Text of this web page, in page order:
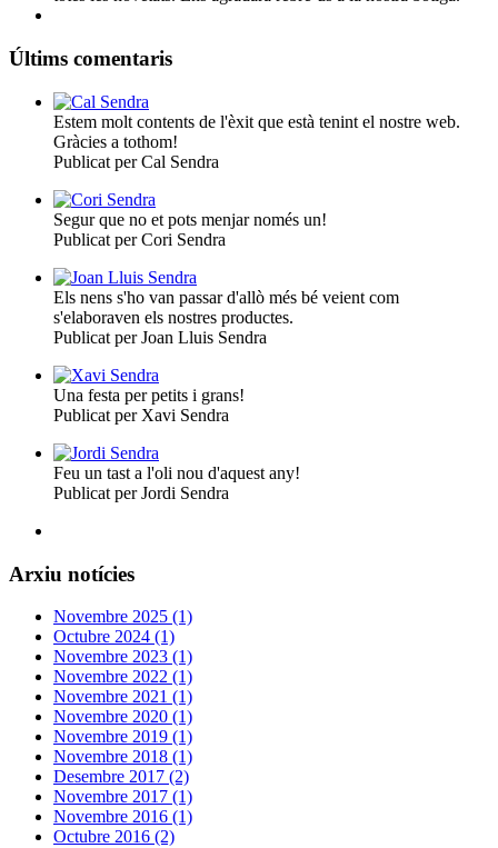
Últims comentaris
Estem molt contents de l'èxit que està tenint el nostre web.
Gràcies a tothom!
Publicat per Cal Sendra
Segur que no et pots menjar només un!
Publicat per Cori Sendra
Els nens s'ho van passar d'allò més bé veient com
s'elaboraven els nostres productes.
Publicat per Joan Lluis Sendra
Una festa per petits i grans!
Publicat per Xavi Sendra
Feu un tast a l'oli nou d'aquest any!
Publicat per Jordi Sendra
Arxiu notícies
Novembre 2025 (1)
Octubre 2024 (1)
Novembre 2023 (1)
Novembre 2022 (1)
Novembre 2021 (1)
Novembre 2020 (1)
Novembre 2019 (1)
Novembre 2018 (1)
Desembre 2017 (2)
Novembre 2017 (1)
Novembre 2016 (1)
Octubre 2016 (2)